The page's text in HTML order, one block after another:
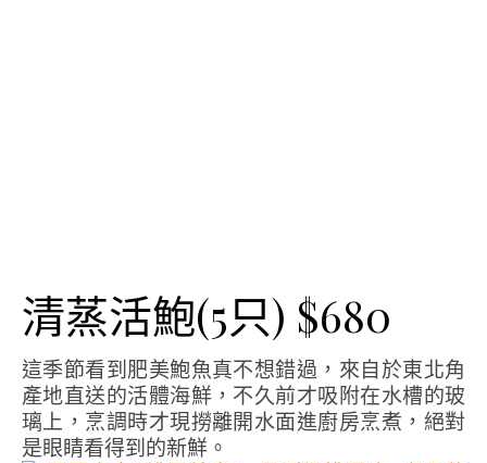
清蒸活鮑(5只) $680
這季節看到肥美鮑魚真不想錯過，來自於東北角
產地直送的活體海鮮，不久前才吸附在水槽的玻
璃上，烹調時才現撈離開水面進廚房烹煮，絕對
是眼睛看得到的新鮮。